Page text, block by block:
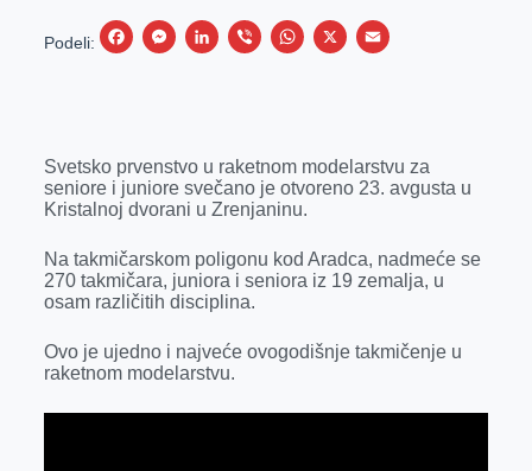
Podeli:
F
b
o
k
M
e
n
e
r
L
e
d
n
V
r
W
s
p
X
E
l
Svetsko prvenstvo u raketnom modelarstvu za
seniore i juniore svečano je otvoreno 23. avgusta u
Kristalnoj dvorani u Zrenjaninu.
Na takmičarskom poligonu kod Aradca, nadmeće se
270 takmičara, juniora i seniora iz 19 zemalja, u
osam različitih disciplina.
Ovo je ujedno i najveće ovogodišnje takmičenje u
raketnom modelarstvu.